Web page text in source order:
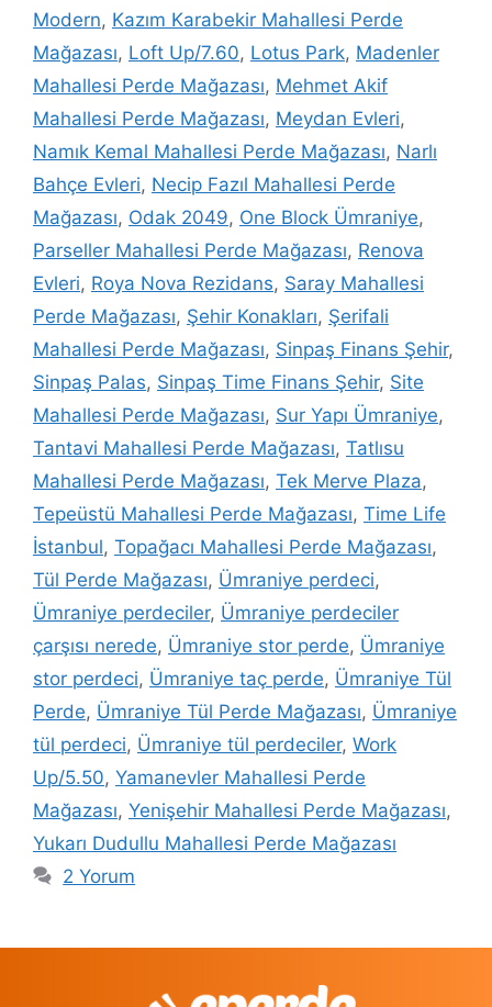
Modern, Kazım Karabekir Mahallesi Perde
Mağazası, Loft Up/7.60, Lotus Park, Madenler
Mahallesi Perde Mağazası, Mehmet Akif
Mahallesi Perde Mağazası, Meydan Evleri,
Namık Kemal Mahallesi Perde Mağazası, Narlı
Bahçe Evleri, Necip Fazıl Mahallesi Perde
Mağazası, Odak 2049, One Block Ümraniye,
Parseller Mahallesi Perde Mağazası, Renova
Evleri, Roya Nova Rezidans, Saray Mahallesi
Perde Mağazası, Şehir Konakları, Şerifali
Mahallesi Perde Mağazası, Sinpaş Finans Şehir,
Sinpaş Palas, Sinpaş Time Finans Şehir, Site
Mahallesi Perde Mağazası, Sur Yapı Ümraniye,
Tantavi Mahallesi Perde Mağazası, Tatlısu
Mahallesi Perde Mağazası, Tek Merve Plaza,
Tepeüstü Mahallesi Perde Mağazası, Time Life
İstanbul, Topağacı Mahallesi Perde Mağazası,
Tül Perde Mağazası, Ümraniye perdeci,
Ümraniye perdeciler, Ümraniye perdeciler
çarşısı nerede, Ümraniye stor perde, Ümraniye
stor perdeci, Ümraniye taç perde, Ümraniye Tül
Perde, Ümraniye Tül Perde Mağazası, Ümraniye
tül perdeci, Ümraniye tül perdeciler, Work
Up/5.50, Yamanevler Mahallesi Perde
Mağazası, Yenişehir Mahallesi Perde Mağazası,
Yukarı Dudullu Mahallesi Perde Mağazası
2 Yorum